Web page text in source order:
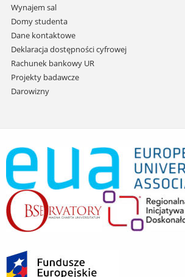
Wynajem sal
Domy studenta
Dane kontaktowe
Deklaracja dostępności cyfrowej
Rachunek bankowy UR
Projekty badawcze
Darowizny